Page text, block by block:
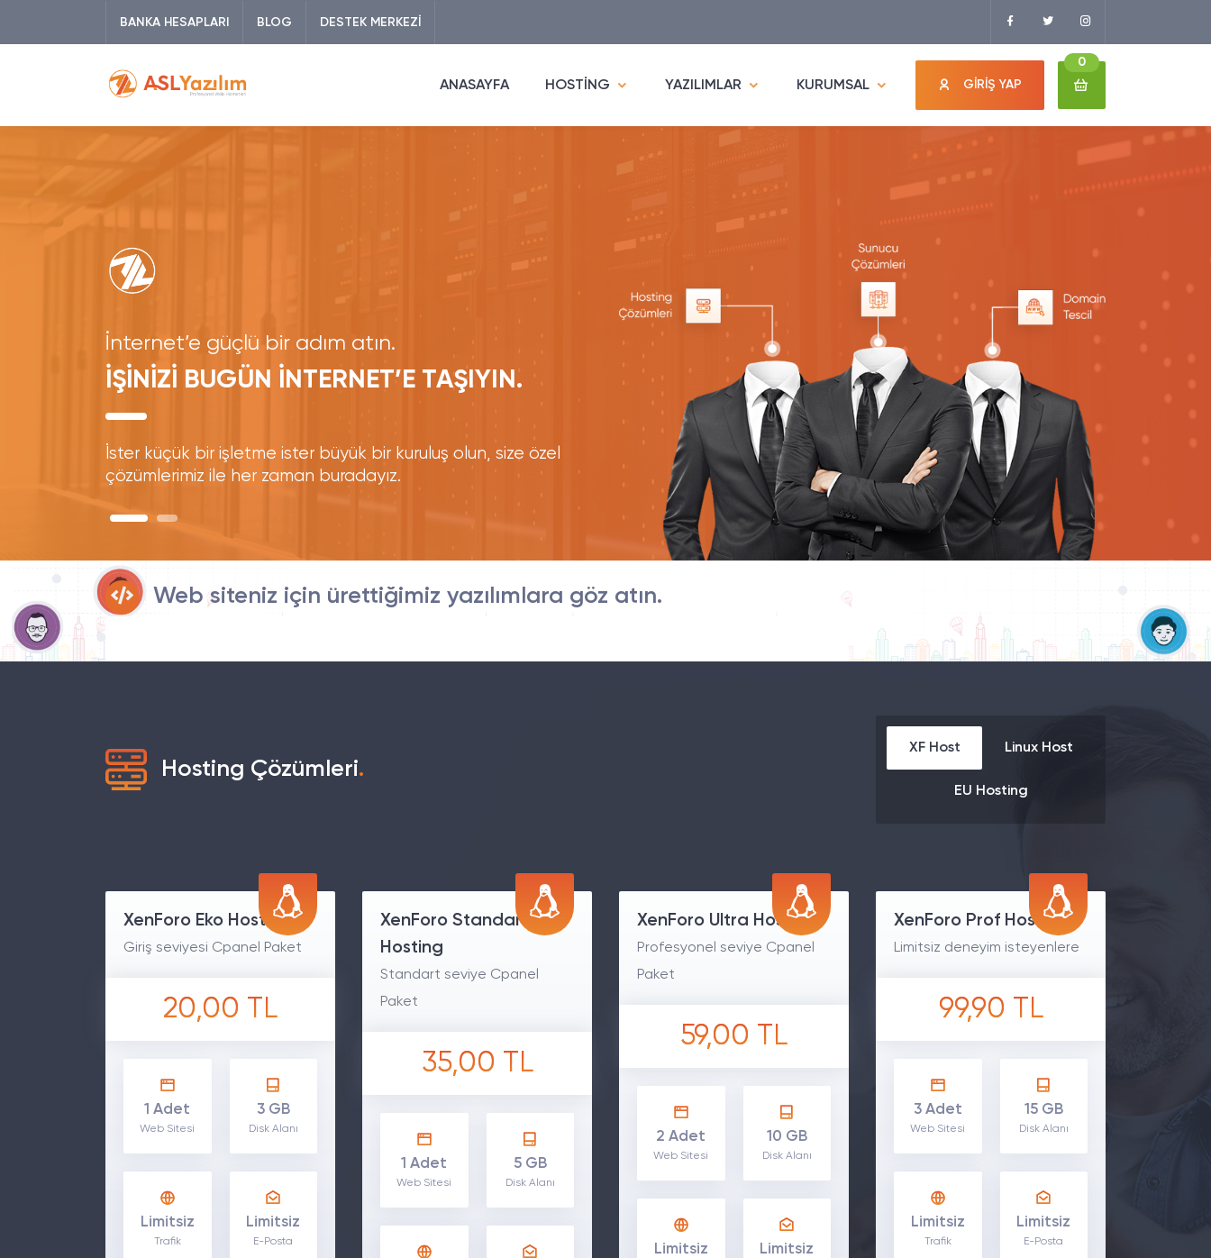
BANKA HESAPLARI BLOG DESTEK MERKEZİ
ANASAYFA HOSTİNG YAZILIMLAR KURUMSAL GİRİŞ YAP
0
İnternet’e güçlü bir adım atın.
İŞİNİZİ BUGÜN İNTERNET’E TAŞIYIN.
İster küçük bir işletme ister büyük bir kuruluş olun, size özel
çözümlerimiz ile her zaman buradayız.
Web siteniz için ürettiğimiz yazılımlara göz atın.
Hosting Çözümleri.
XF Host Linux Host
EU Hosting
XenForo Eko Hosting
Giriş seviyesi Cpanel Paket
20,00 TL
1 Adet
Web Sitesi
3 GB
Disk Alanı
Limitsiz
Trafik
Limitsiz
E-Posta
XenForo Standart
Hosting
Standart seviye Cpanel
Paket
35,00 TL
1 Adet
Web Sitesi
5 GB
Disk Alanı
XenForo Ultra Hosting
Profesyonel seviye Cpanel
Paket
59,00 TL
2 Adet
Web Sitesi
10 GB
Disk Alanı
Limitsiz Limitsiz
XenForo Prof Hosting
Limitsiz deneyim isteyenlere
99,90 TL
3 Adet
Web Sitesi
15 GB
Disk Alanı
Limitsiz
Trafik
Limitsiz
E-Posta